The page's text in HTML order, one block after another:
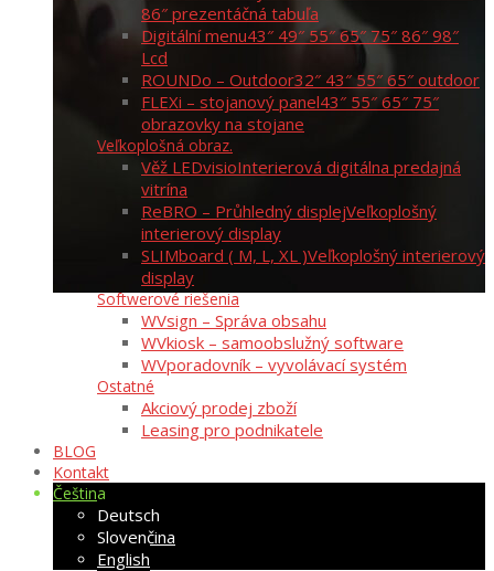
86″ prezentáčná tabuľa
Digitální menu43″ 49″ 55″ 65″ 75″ 86″ 98″
Lcd
ROUNDo – Outdoor32″ 43″ 55″ 65″ outdoor
FLEXi – stojanový panel43″ 55″ 65″ 75″
obrazovky na stojane
Veľkoplošná obraz.
Věž LEDvisioInterierová digitálna predajná
vitrína
ReBRO – Průhledný displejVeľkoplošný
interierový display
SLIMboard ( M, L, XL )Veľkoplošný interierový
display
Softwerové riešenia
WVsign – Správa obsahu
WVkiosk – samoobslužný software
WVporadovník – vyvolávací systém
Ostatné
Akciový prodej zboží
Leasing pro podnikatele
BLOG
Kontakt
Čeština
Deutsch
Slovenčina
English